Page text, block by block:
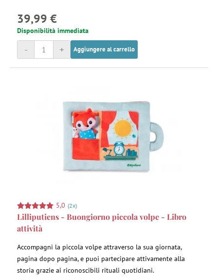
39,99 €
Disponibilità immediata
+
- Aggiungere al carrello
5,0 (2x)
Lilliputiens - Buongiorno piccola volpe - Libro
attività
Accompagni la piccola volpe attraverso la sua giornata,
pagina dopo pagina, e puoi partecipare attivamente alla
storia grazie ai riconoscibili rituali quotidiani.